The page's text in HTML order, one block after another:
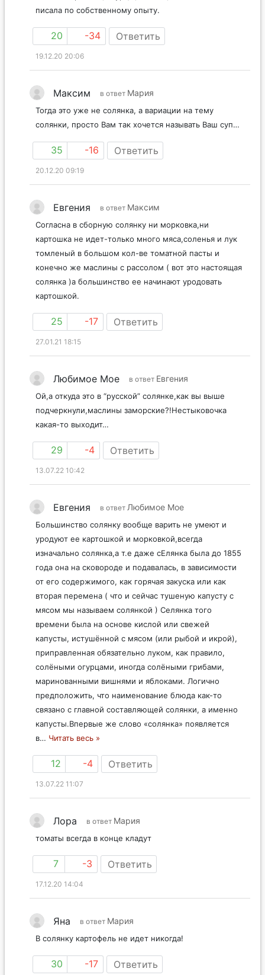
писала по собственному опыту.
20 -34 Ответить
19.12.20 20:06
Максим в ответ Мария
Тогда это уже не солянка, а вариации на тему
солянки, просто Вам так хочется называть Ваш суп…
35 -16 Ответить
20.12.20 09:19
Евгения в ответ Максим
Согласна в сборную солянку ни морковка,ни
картошка не идет-только много мяса,соленья и лук
томленый в большом кол-ве томатной пасты и
конечно же маслины с рассолом ( вот это настоящая
солянка )а большинство ее начинают уродовать
картошкой.
25 -17 Ответить
27.01.21 18:15
Любимое Мое в ответ Евгения
Ой,а откуда это в “русской” солянке,как вы выше
подчеркнули,маслины заморские?!Нестыковочка
какая-то выходит…
29 -4 Ответить
13.07.22 10:42
Евгения в ответ Любимое Мое
Большинство солянку вообще варить не умеют и
уродуют ее картошкой и морковкой,всегда
изначально солянка,а т.е даже сЕлянка была до 1855
года она на сковороде и подавалась, в зависимости
от его содержимого, как горячая закуска или как
вторая перемена ( что и сейчас тушеную капусту с
мясом мы называем солянкой ) Селянка того
времени была на основе кислой или свежей
капусты, истушённой с мясом (или рыбой и икрой),
приправленная обязательно луком, как правило,
солёными огурцами, иногда солёными грибами,
маринованными вишнями и яблоками. Логично
предположить, что наименование блюда как-то
связано с главной составляющей солянки, а именно
капусты.Впервые же слово «солянка» появляется
в… Читать весь »
12 -4 Ответить
13.07.22 11:07
Лора в ответ Мария
томаты всегда в конце кладут
7 -3 Ответить
17.12.20 14:04
Яна в ответ Мария
В солянку картофель не идет никогда!
30 -17 Ответить